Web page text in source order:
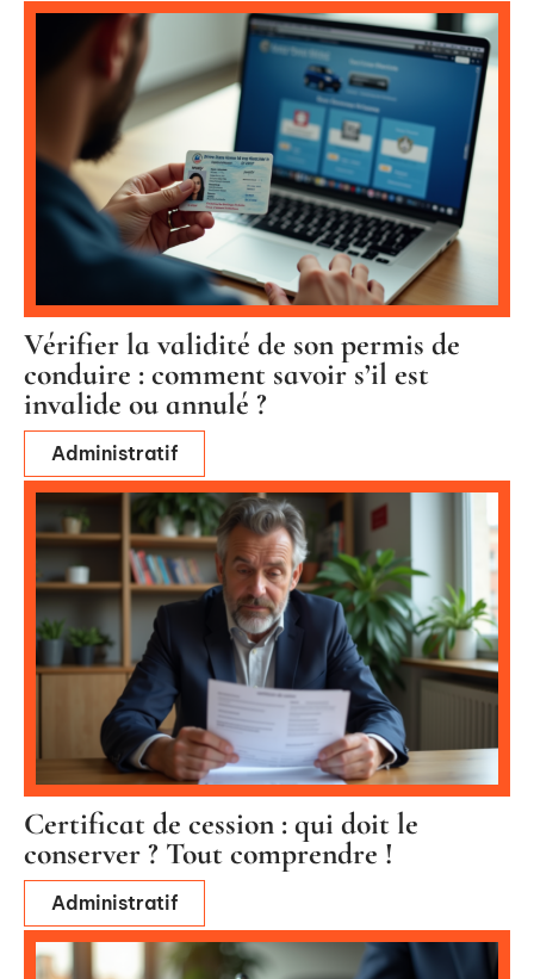
Vérifier la validité de son permis de
conduire : comment savoir s’il est
invalide ou annulé ?
Administratif
Certificat de cession : qui doit le
conserver ? Tout comprendre !
Administratif